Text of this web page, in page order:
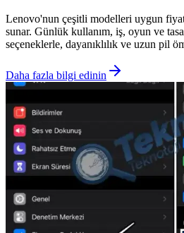
Lenovo'nun çeşitli modelleri uygun
sunar. Günlük kullanım, iş, oyun ve
seçeneklerle, dayanıklılık ve uzun pil
Daha fazla bilgi edinin